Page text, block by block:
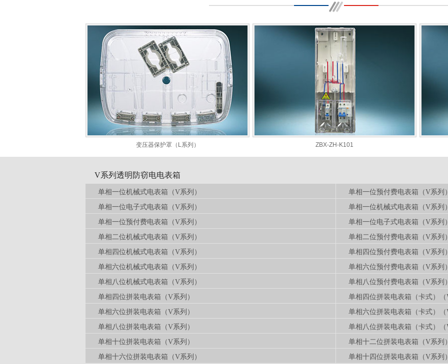
变压器保护罩（L系列） ZBX-ZH-K101
V系列透明防窃电电表箱
单相一位机械式电表箱（V系列）
单相一位预付费电表箱（V系列）
单相一位电子式电表箱（V系列）
单相一位机械式电表箱（V系列）
单相一位预付费电表箱（V系列）
单相一位电子式电表箱（V系列）
单相二位机械式电表箱（V系列）
单相二位预付费电表箱（V系列）
单相四位机械式电表箱（V系列）
单相四位预付费电表箱（V系列）
单相六位机械式电表箱（V系列）
单相六位预付费电表箱（V系列）
单相八位机械式电表箱（V系列）
单相八位预付费电表箱（V系列）
单相四位拼装电表箱（V系列）
单相四位拼装电表箱（卡式）（
单相六位拼装电表箱（V系列）
单相六位拼装电表箱（卡式）（
单相八位拼装电表箱（V系列）
单相八位拼装电表箱（卡式）（
单相十位拼装电表箱（V系列）
单相十二位拼装电表箱（V系列）
单相十六位拼装电表箱（V系列）
单相十四位拼装电表箱（V系列）